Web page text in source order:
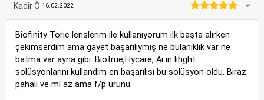
Kadir Ö 16.02.2022
Biofinity Toric lenslerim ile kullanıyorum ilk başta alırken
çekimserdim ama gayet başarılıymış ne bulanıklık var ne
batma var ayna gibi. Biotrue,Hycare, Ai in lihght
solüsyonlarını kullandım en başarılısı bu solüsyon oldu. Biraz
pahalı ve ml az ama f/p ürünü.